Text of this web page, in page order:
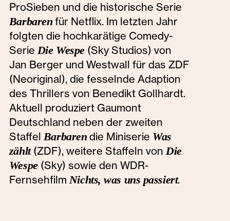
ProSieben und die historische Serie
Barbaren für Netflix. Im letzten Jahr
folgten die hochkarätige Comedy-
Serie Die Wespe(Sky Studios) von
Jan Berger und Westwall für das ZDF
(Neoriginal), die fesselnde Adaption
des Thrillers von Benedikt Gollhardt.
Aktuell produziert Gaumont
Deutschland neben der zweiten
StaffelBarbaren die Miniserie Was
zählt (ZDF), weitere Staffeln vonDie
Wespe (Sky) sowie den WDR-
FernsehfilmNichts, was uns passiert.